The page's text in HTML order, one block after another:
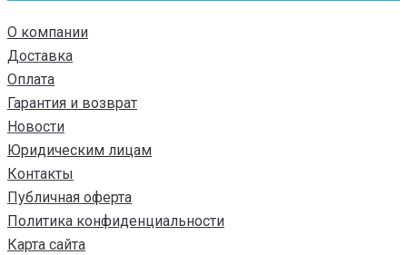
О компании
Доставка
Оплата
Гарантия и возврат
Новости
Юридическим лицам
Контакты
Публичная оферта
Политика конфиденциальности
Карта сайта